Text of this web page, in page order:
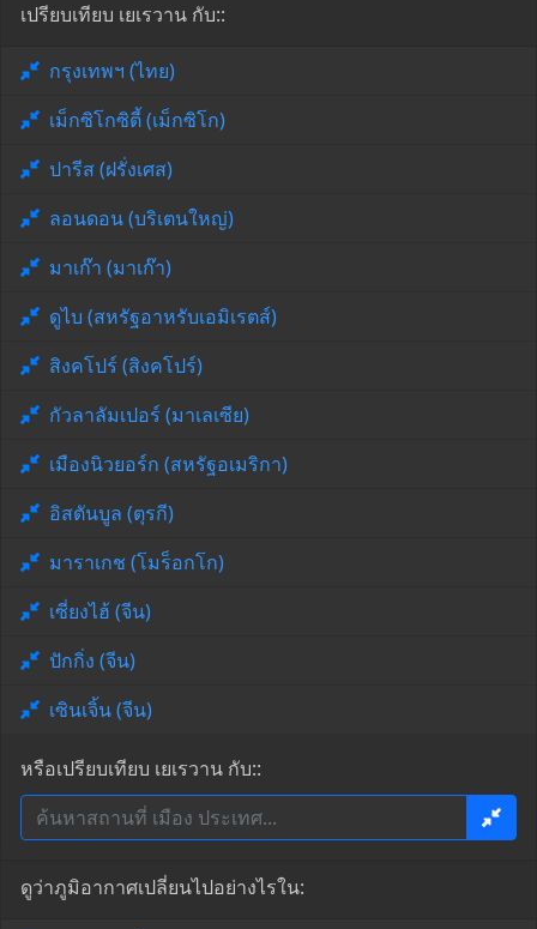
เปรียบเทียบ เยเรวาน กับ::
กรุงเทพฯ (ไทย)
เม็กซิโกซิตี้ (เม็กซิโก)
ปารีส (ฝรั่งเศส)
ลอนดอน (บริเตนใหญ่)
มาเก๊า (มาเก๊า)
ดูไบ (สหรัฐอาหรับเอมิเรตส์)
สิงคโปร์ (สิงคโปร์)
กัวลาลัมเปอร์ (มาเลเซีย)
เมืองนิวยอร์ก (สหรัฐอเมริกา)
อิสตันบูล (ตุรกี)
มาราเกช (โมร็อกโก)
เซี่ยงไฮ้ (จีน)
ปักกิ่ง (จีน)
เซินเจิ้น (จีน)
หรือเปรียบเทียบ เยเรวาน กับ::
ดูว่าภูมิอากาศเปลี่ยนไปอย่างไรใน: